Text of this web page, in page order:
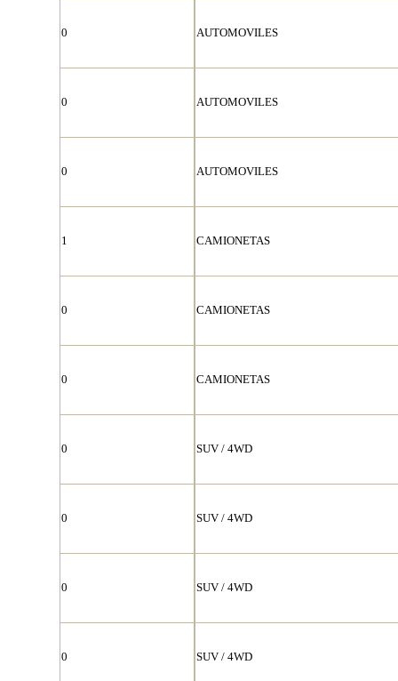
0 AUTOMOVILES
0 AUTOMOVILES
0 AUTOMOVILES
1 CAMIONETAS
0 CAMIONETAS
0 CAMIONETAS
0 SUV / 4WD
0 SUV / 4WD
0 SUV / 4WD
0 SUV / 4WD